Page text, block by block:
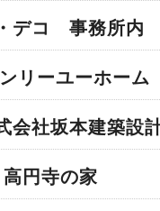
デコ 事務所内
リーユーホー
会社坂本建築
円寺の家